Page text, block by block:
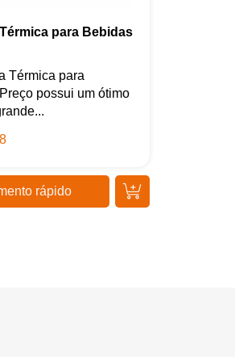
para Bebidas
Térmica para
possui um ótimo
rápido